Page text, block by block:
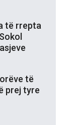
të rrepta
të
prej tyre